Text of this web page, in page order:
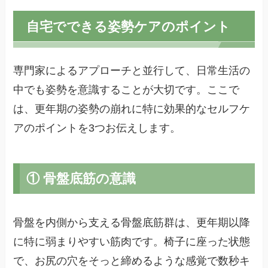
自宅でできる姿勢ケアのポイント
専門家によるアプローチと並行して、日常生活の
中でも姿勢を意識することが大切です。ここで
は、更年期の姿勢の崩れに特に効果的なセルフケ
アのポイントを3つお伝えします。
① 骨盤底筋の意識
骨盤を内側から支える骨盤底筋群は、更年期以降
に特に弱まりやすい筋肉です。椅子に座った状態
で、お尻の穴をそっと締めるような感覚で数秒キ